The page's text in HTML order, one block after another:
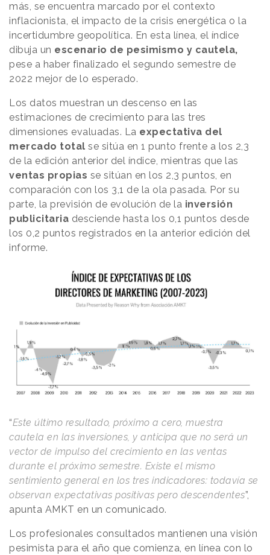
más, se encuentra marcado por el contexto
inflacionista, el impacto de la crisis energética o la
incertidumbre geopolítica. En esta línea, el índice
dibuja un escenario de pesimismo y cautela,
pese a haber finalizado el segundo semestre de
2022 mejor de lo esperado.
Los datos muestran un descenso en las
estimaciones de crecimiento para las tres
dimensiones evaluadas. La expectativa del
mercado total se sitúa en 1 punto frente a los 2,3
de la edición anterior del índice, mientras que las
ventas propias se sitúan en los 2,3 puntos, en
comparación con los 3,1 de la ola pasada. Por su
parte, la previsión de evolución de la inversión
publicitaria desciende hasta los 0,1 puntos desde
los 0,2 puntos registrados en la anterior edición del
informe.
“Este último resultado, próximo a cero, muestra
cautela en las inversiones, y anticipa que no será un
vector de impulso del crecimiento en las ventas
durante el próximo semestre. Existe el mismo
sentimiento general en los tres indicadores: todavía se
observan expectativas positivas pero descendentes”,
apunta AMKT en un comunicado.
Los profesionales consultados mantienen una visión
pesimista para el año que comienza, en línea con lo